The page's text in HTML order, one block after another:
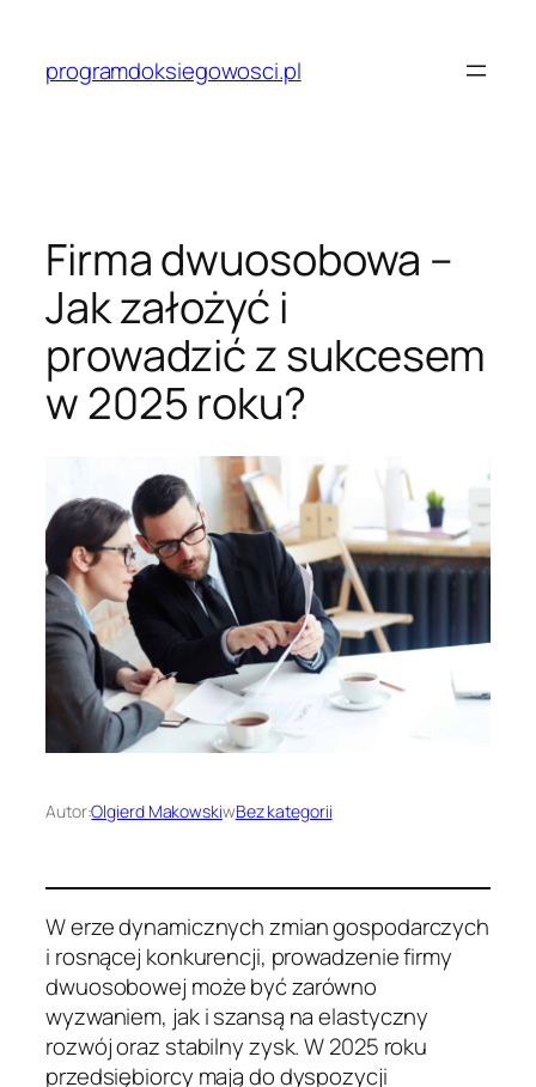
treściprogramdoksiegowosci.pl
Firma dwuosobowa –
Jak założyć i
prowadzić z sukcesem
w 2025 roku?
Autor:Olgierd MakowskiwBez kategorii
W erze dynamicznych zmian gospodarczych
i rosnącej konkurencji, prowadzenie firmy
dwuosobowej może być zarówno
wyzwaniem, jak i szansą na elastyczny
rozwój oraz stabilny zysk. W 2025 roku
przedsiębiorcy mają do dyspozycji